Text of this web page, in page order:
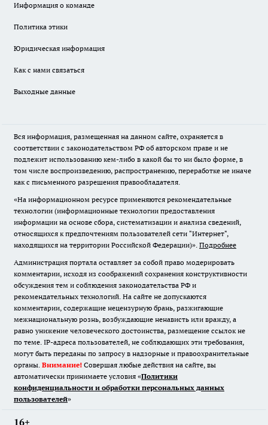
Информация о команде
Политика этики
Юридическая информация
Как с нами связаться
Выходные данные
Вся информация, размещенная на данном сайте, охраняется в
соответствии с законодательством РФ об авторском праве и не
подлежит использованию кем-либо в какой бы то ни было форме, в
том числе воспроизведению, распространению, переработке не иначе
как с письменного разрешения правообладателя.
«На информационном ресурсе применяются рекомендательные
технологии (информационные технологии предоставления
информации на основе сбора, систематизации и анализа сведений,
относящихся к предпочтениям пользователей сети "Интернет",
находящихся на территории Российской Федерации)». Подробнее
Администрация портала оставляет за собой право модерировать
комментарии, исходя из соображений сохранения конструктивности
обсуждения тем и соблюдения законодательства РФ и
рекомендательных технологий. На сайте не допускаются
комментарии, содержащие нецензурную брань, разжигающие
межнациональную рознь, возбуждающие ненависть или вражду, а
равно унижение человеческого достоинства, размещение ссылок не
по теме. IP-адреса пользователей, не соблюдающих эти требования,
могут быть переданы по запросу в надзорные и правоохранительные
органы. Внимание! Совершая любые действия на сайте, вы
автоматически принимаете условия «Политики
конфиденциальности и обработки персональных данных
пользователей»
16+